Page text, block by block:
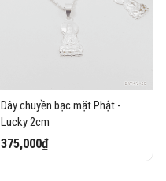
Dây chuyền bạc mặt Phật -
Lucky 2cm
375,000₫